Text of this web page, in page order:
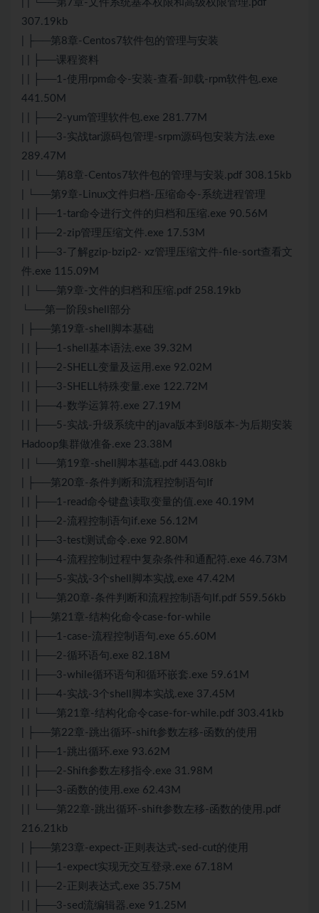
| | └──第7章-文件系统基本权限和高级权限管理.pdf
307.19kb
| ├──第8章-Centos7软件包的管理与安装
| | ├──课程资料
| | ├──1-使用rpm命令-安装-查看-卸载-rpm软件包.exe
441.50M
| | ├──2-yum管理软件包.exe 281.77M
| | ├──3-实战tar源码包管理-srpm源码包安装方法.exe
289.47M
| | └──第8章-Centos7软件包的管理与安装.pdf 308.15kb
| └──第9章-Linux文件归档-压缩命令-系统进程管理
| | ├──1-tar命令进行文件的归档和压缩.exe 90.56M
| | ├──2-zip管理压缩文件.exe 17.53M
| | ├──3-了解gzip-bzip2- xz管理压缩文件-file-sort查看文
件.exe 115.09M
| | └──第9章-文件的归档和压缩.pdf 258.19kb
└──第一阶段shell部分
| ├──第19章-shell脚本基础
| | ├──1-shell基本语法.exe 39.32M
| | ├──2-SHELL变量及运用.exe 92.02M
| | ├──3-SHELL特殊变量.exe 122.72M
| | ├──4-数学运算符.exe 27.19M
| | ├──5-实战-升级系统中的java版本到8版本-为后期安装
Hadoop集群做准备.exe 23.38M
| | └──第19章-shell脚本基础.pdf 443.08kb
| ├──第20章-条件判断和流程控制语句If
| | ├──1-read命令键盘读取变量的值.exe 40.19M
| | ├──2-流程控制语句if.exe 56.12M
| | ├──3-test测试命令.exe 92.80M
| | ├──4-流程控制过程中复杂条件和通配符.exe 46.73M
| | ├──5-实战-3个shell脚本实战.exe 47.42M
| | └──第20章-条件判断和流程控制语句If.pdf 559.56kb
| ├──第21章-结构化命令case-for-while
| | ├──1-case-流程控制语句.exe 65.60M
| | ├──2-循环语句.exe 82.18M
| | ├──3-while循环语句和循环嵌套.exe 59.61M
| | ├──4-实战-3个shell脚本实战.exe 37.45M
| | └──第21章-结构化命令case-for-while.pdf 303.41kb
| ├──第22章-跳出循环-shift参数左移-函数的使用
| | ├──1-跳出循环.exe 93.62M
| | ├──2-Shift参数左移指令.exe 31.98M
| | ├──3-函数的使用.exe 62.43M
| | └──第22章-跳出循环-shift参数左移-函数的使用.pdf
216.21kb
| ├──第23章-expect-正则表达式-sed-cut的使用
| | ├──1-expect实现无交互登录.exe 67.18M
| | ├──2-正则表达式.exe 35.75M
| | ├──3-sed流编辑器.exe 91.25M